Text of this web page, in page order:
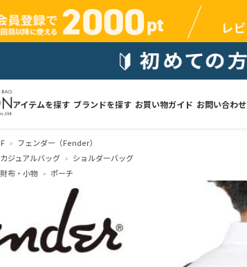
アイテムを探す ブランドを探す お買い物ガイド お問い合わせ
F
フェンダー（Fender）
カジュアルバッグ
ショルダーバッグ
財布・小物 ポーチ